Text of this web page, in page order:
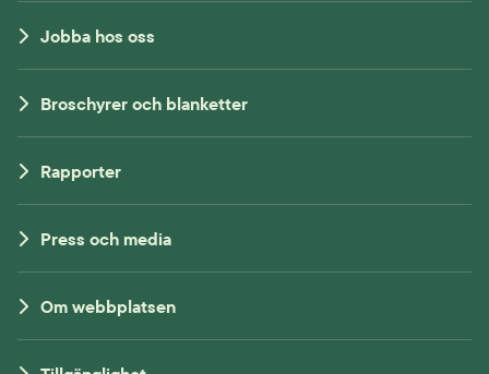
Jobba hos oss
Broschyrer och blanketter
Rapporter
Press och media
Om webbplatsen